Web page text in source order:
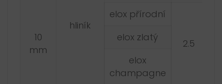
10
mm
hliník
elox přírodní
2.5
elox zlatý
elox
champagne